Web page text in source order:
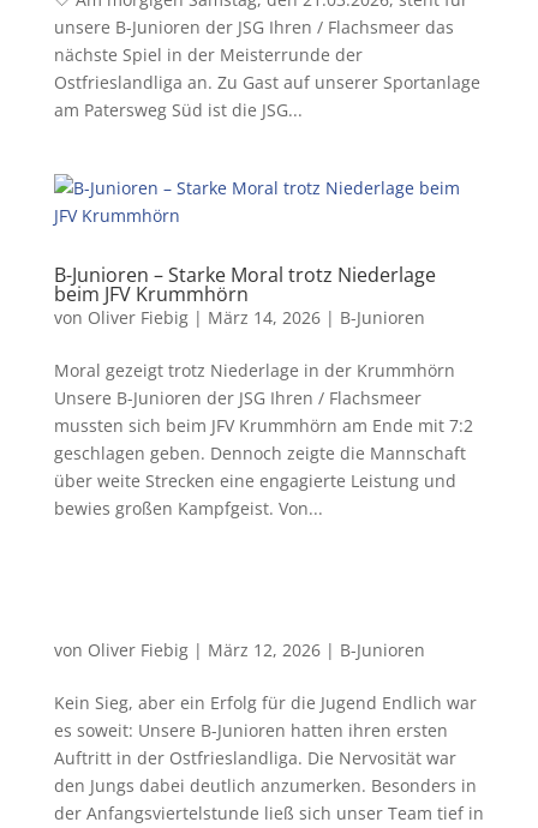
unsere B-Junioren der JSG Ihren / Flachsmeer das
nächste Spiel in der Meisterrunde der
Ostfrieslandliga an. Zu Gast auf unserer Sportanlage
am Patersweg Süd ist die JSG...
B-Junioren – Starke Moral trotz Niederlage
beim JFV Krummhörn
von Oliver Fiebig| März 14, 2026| B-Junioren
Moral gezeigt trotz Niederlage in der Krummhörn
Unsere B-Junioren der JSG Ihren / Flachsmeer
mussten sich beim JFV Krummhörn am Ende mit 7:2
geschlagen geben. Dennoch zeigte die Mannschaft
über weite Strecken eine engagierte Leistung und
bewies großen Kampfgeist. Von...
von Oliver Fiebig| März 12, 2026| B-Junioren
Kein Sieg, aber ein Erfolg für die Jugend Endlich war
es soweit: Unsere B-Junioren hatten ihren ersten
Auftritt in der Ostfrieslandliga. Die Nervosität war
den Jungs dabei deutlich anzumerken. Besonders in
der Anfangsviertelstunde ließ sich unser Team tief in